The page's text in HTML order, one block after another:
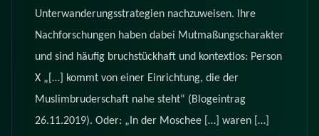
Unterwanderungsstrategien nachzuweisen. Ihre
Nachforschungen haben dabei Mutmaßungscharakter
und sind häufig bruchstückhaft und kontextlos: Person
X „[…] kommt von einer Einrichtung, die der
Muslimbruderschaft nahe steht“ (Blogeintrag
26.11.2019). Oder: „In der Moschee […] waren […]